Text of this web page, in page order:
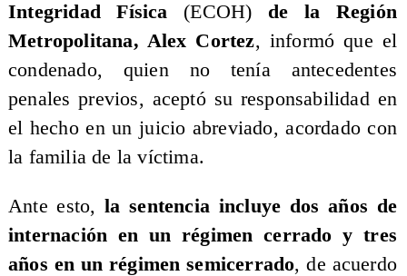
Integridad Física (ECOH) de la Región
Metropolitana, Alex Cortez, informó que el
condenado, quien no tenía antecedentes
penales previos, aceptó su responsabilidad en
el hecho en un juicio abreviado, acordado con
la familia de la víctima.
Ante esto,la sentencia incluye dos años de
internación en un régimen cerrado y tres
años en un régimen semicerrado, de acuerdo